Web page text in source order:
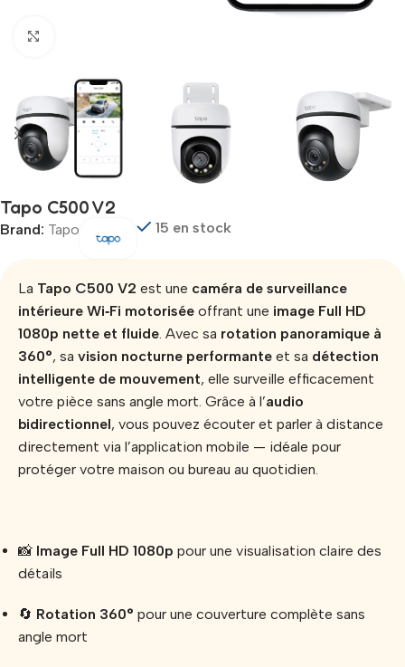
Tapo C500 V2
Brand: Tapo 15 en stock
La Tapo C500 V2 est une caméra de surveillance
intérieure Wi‑Fi motorisée offrant une image Full HD
1080p nette et fluide. Avec sa rotation panoramique à
360°, sa vision nocturne performante et sa détection
intelligente de mouvement, elle surveille efficacement
votre pièce sans angle mort. Grâce à l’audio
bidirectionnel, vous pouvez écouter et parler à distance
directement via l’application mobile — idéale pour
protéger votre maison ou bureau au quotidien.
📸 Image Full HD 1080p pour une visualisation claire des
détails
🔄 Rotation 360° pour une couverture complète sans
angle mort